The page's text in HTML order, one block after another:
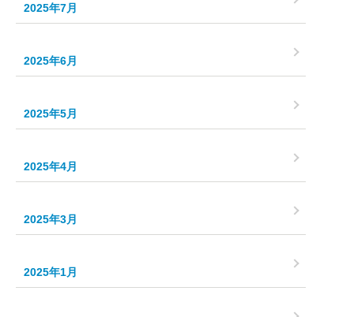
2025年7月
2025年6月
2025年5月
2025年4月
2025年3月
2025年1月